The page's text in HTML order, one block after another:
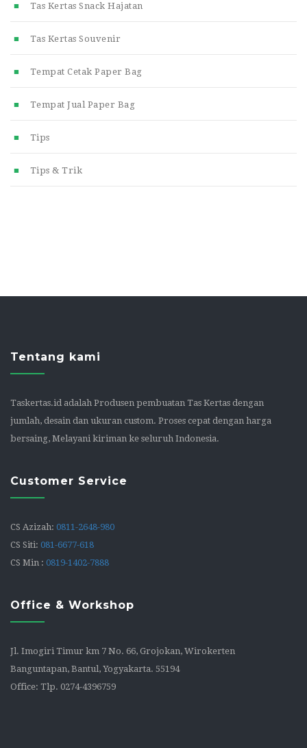
Tas Kertas Snack Hajatan
Tas Kertas Souvenir
Tempat Cetak Paper Bag
Tempat Jual Paper Bag
Tips
Tips & Trik
Tentang kami
Taskertas.id adalah Produsen pembuatan Tas Kertas dengan
jumlah, desain dan ukuran custom. Proses cepat dengan harga
bersaing, Melayani kiriman ke seluruh Indonesia.
Customer Service
CS Azizah: 0811-2648-980
CS Siti: 081-6677-618
CS Min : 0819-1402-7888
Office & Workshop
Jl. Imogiri Timur km 7 No. 66, Grojokan, Wirokerten
Banguntapan, Bantul, Yogyakarta. 55194
Office: Tlp. 0274-4396759